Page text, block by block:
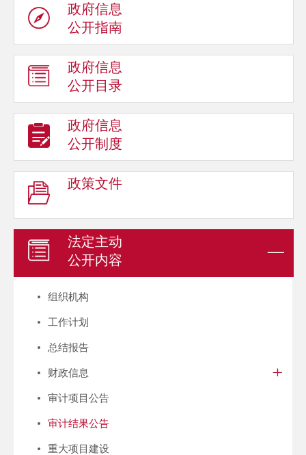
政府信息
公开指南
政府信息
公开目录
政府信息
公开制度
政策文件
法定主动
公开内容
组织机构
工作计划
总结报告
财政信息
审计项目公告
审计结果公告
重大项目建设